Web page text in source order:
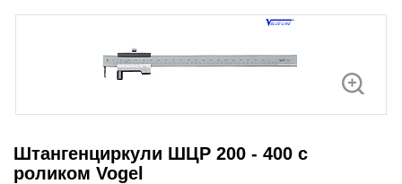
Штангенциркули ШЦР 200 - 400 с
роликом Vogel